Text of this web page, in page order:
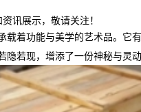
讯展示，敬请关注！
着功能与美学的艺术品。
若现，增添了一份神秘与灵动